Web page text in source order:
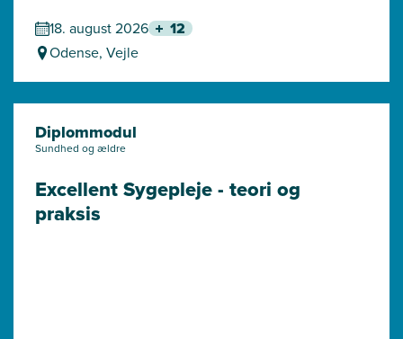
18. august 2026 12
Odense, Vejle
Diplommodul
Sundhed og ældre
Excellent Sygepleje - teori og
praksis